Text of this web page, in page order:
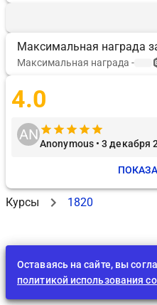
Максимальная награда
Максимальная награда -
4.0
AN
Anonymous • 3 декабря
Курсы 1820
Оставаясь на сайте, вы
политикой использования